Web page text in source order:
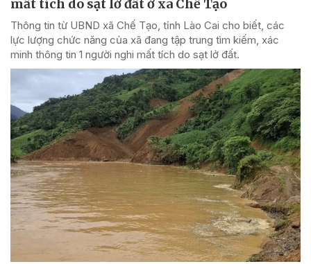
mất tích do sạt lở đất ở xã Chế Tạo
Thông tin từ UBND xã Chế Tạo, tỉnh Lào Cai cho biết, các
lực lượng chức năng của xã đang tập trung tìm kiếm, xác
minh thông tin 1 người nghi mất tích do sạt lở đất.